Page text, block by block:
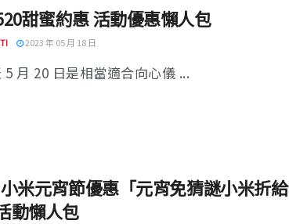
甜蜜約惠 活動優惠懶人包
2023 年 05 月 18 日
5 月 20 日是相當適合向心儀 ...
米元宵節優惠「元宵免猜謎小米折給
動懶人包